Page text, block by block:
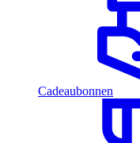
Cadeaubonnen